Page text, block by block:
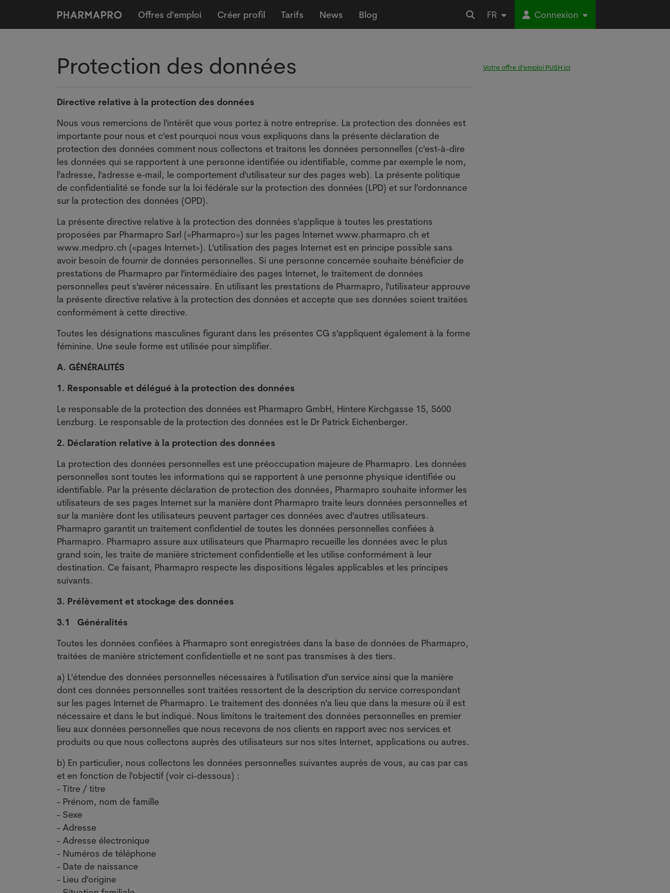
Offres d'emploi Créer profil Tarifs News Blog FR Connexion
Protection des données
Directive relative à la protection des données
Nous vous remercions de l'intérêt que vous portez à notre entreprise. La protection des données est
importante pour nous et c'est pourquoi nous vous expliquons dans la présente déclaration de
protection des données comment nous collectons et traitons les données personnelles (c'est-à-dire
les données qui se rapportent à une personne identifiée ou identifiable, comme par exemple le nom,
l'adresse, l'adresse e-mail, le comportement d'utilisateur sur des pages web). La présente politique
de confidentialité se fonde sur la loi fédérale sur la protection des données (LPD) et sur l'ordonnance
sur la protection des données (OPD).
La présente directive relative à la protection des données s'applique à toutes les prestations
proposées par Pharmapro Sarl («Pharmapro») sur les pages Internet www.pharmapro.ch et
www.medpro.ch («pages Internet»). L'utilisation des pages Internet est en principe possible sans
avoir besoin de fournir de données personnelles. Si une personne concernée souhaite bénéficier de
prestations de Pharmapro par l'intermédiaire des pages Internet, le traitement de données
personnelles peut s'avérer nécessaire. En utilisant les prestations de Pharmapro, l'utilisateur approuve
la présente directive relative à la protection des données et accepte que ses données soient traitées
conformément à cette directive.
Toutes les désignations masculines figurant dans les présentes CG s'appliquent également à la forme
féminine. Une seule forme est utilisée pour simplifier.
A. GÉNÉRALITÉS
1. Responsable et délégué à la protection des données
Le responsable de la protection des données est Pharmapro GmbH, Hintere Kirchgasse 15, 5600
Lenzburg. Le responsable de la protection des données est le Dr Patrick Eichenberger.
2. Déclaration relative à la protection des données
La protection des données personnelles est une préoccupation majeure de Pharmapro. Les données
personnelles sont toutes les informations qui se rapportent à une personne physique identifiée ou
identifiable. Par la présente déclaration de protection des données, Pharmapro souhaite informer les
utilisateurs de ses pages Internet sur la manière dont Pharmapro traite leurs données personnelles et
sur la manière dont les utilisateurs peuvent partager ces données avec d'autres utilisateurs.
Pharmapro garantit un traitement confidentiel de toutes les données personnelles confiées à
Pharmapro. Pharmapro assure aux utilisateurs que Pharmapro recueille les données avec le plus
grand soin, les traite de manière strictement confidentielle et les utilise conformément à leur
destination. Ce faisant, Pharmapro respecte les dispositions légales applicables et les principes
suivants.
3. Prélèvement et stockage des données
3.1
Généralités
Toutes les données confiées à Pharmapro sont enregistrées dans la base de données de Pharmapro,
traitées de manière strictement confidentielle et ne sont pas transmises à des tiers.
a) L'étendue des données personnelles nécessaires à l'utilisation d'un service ainsi que la manière
dont ces données personnelles sont traitées ressortent de la description du service correspondant
sur les pages Internet de Pharmapro. Le traitement des données n'a lieu que dans la mesure où il est
nécessaire et dans le but indiqué. Nous limitons le traitement des données personnelles en premier
lieu aux données personnelles que nous recevons de nos clients en rapport avec nos services et
produits ou que nous collectons auprès des utilisateurs sur nos sites Internet, applications ou autres.
b) En particulier, nous collectons les données personnelles suivantes auprès de vous, au cas par cas
et en fonction de l'objectif (voir ci-dessous) :
- Titre / titre
- Prénom, nom de famille
- Sexe
- Adresse
- Adresse électronique
- Numéros de téléphone
- Date de naissance
- Lieu d'origine
Votre offre d’emploi PUSH ici